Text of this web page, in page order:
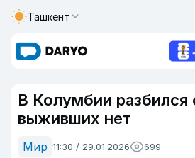
Ташкент
В Колумбии
выживших нет
Мир 11:30 / 29.01.2026 699